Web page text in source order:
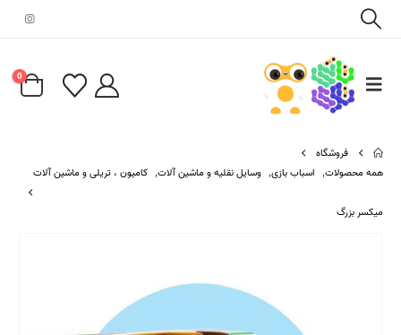
0
فروشگاه
همه محصولات, اسباب بازی, وسایل نقلیه و ماشین آلات, کامیون ، تریلی و ماشین آلات
میکسر بزرگ